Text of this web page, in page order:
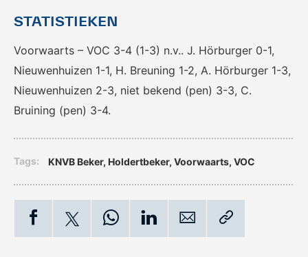
bestuurders in het
STATISTIEKEN
Voorwaarts – VOC 3-4 (1-3) n.v.. J. Hörburger 0-1,
Nieuwenhuizen 1-1, H. Breuning 1-2, A. Hörburger 1-3,
Nieuwenhuizen 2-3, niet bekend (pen) 3-3, C.
Bruining (pen) 3-4.
Tags: KNVB Beker, Holdertbeker, Voorwaarts, VOC